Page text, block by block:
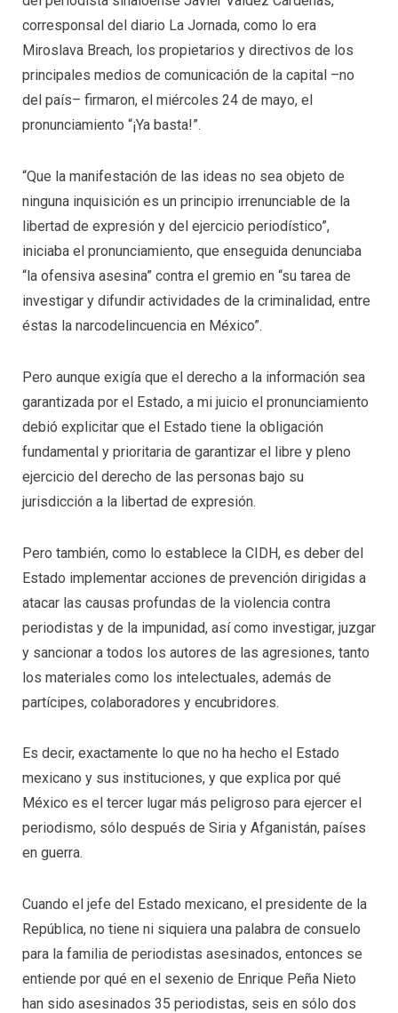
corresponsal del diario La Jornada, como lo era
Miroslava Breach, los propietarios y directivos de los
principales medios de comunicación de la capital –no
del país– firmaron, el miércoles 24 de mayo, el
pronunciamiento “¡Ya basta!”.
“Que la manifestación de las ideas no sea objeto de
ninguna inquisición es un principio irrenunciable de la
libertad de expresión y del ejercicio periodístico”,
iniciaba el pronunciamiento, que enseguida denunciaba
“la ofensiva asesina” contra el gremio en “su tarea de
investigar y difundir actividades de la criminalidad, entre
éstas la narcodelincuencia en México”.
Pero aunque exigía que el derecho a la información sea
garantizada por el Estado, a mi juicio el pronunciamiento
debió explicitar que el Estado tiene la obligación
fundamental y prioritaria de garantizar el libre y pleno
ejercicio del derecho de las personas bajo su
jurisdicción a la libertad de expresión.
Pero también, como lo establece la CIDH, es deber del
Estado implementar acciones de prevención dirigidas a
atacar las causas profundas de la violencia contra
periodistas y de la impunidad, así como investigar, juzgar
y sancionar a todos los autores de las agresiones, tanto
los materiales como los intelectuales, además de
partícipes, colaboradores y encubridores.
Es decir, exactamente lo que no ha hecho el Estado
mexicano y sus instituciones, y que explica por qué
México es el tercer lugar más peligroso para ejercer el
periodismo, sólo después de Siria y Afganistán, países
en guerra.
Cuando el jefe del Estado mexicano, el presidente de la
República, no tiene ni siquiera una palabra de consuelo
para la familia de periodistas asesinados, entonces se
entiende por qué en el sexenio de Enrique Peña Nieto
han sido asesinados 35 periodistas, seis en sólo dos